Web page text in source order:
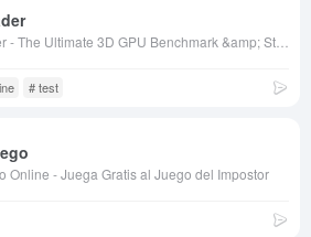
# test
Online - Juega Gratis al Juego del Impostor